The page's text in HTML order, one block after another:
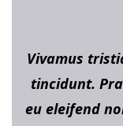
Vivamus
tincidunt.
eu eleifend